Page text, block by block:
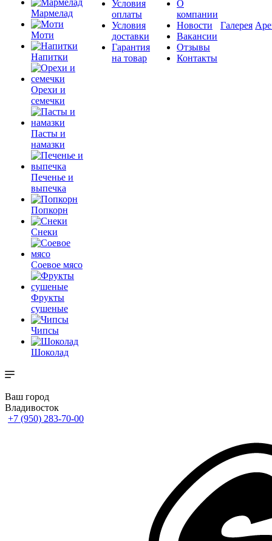
Мармелад
Моти
Напитки
Орехи и
семечки
Пасты и
намазки
Печенье и
выпечка
Попкорн
Снеки
Соевое мясо
Фрукты
сушеные
Чипсы
Шоколад
Условия
оплаты
Условия
доставки
Гарантия
на товар
О
компании
Новости
Вакансии
Отзывы
Контакты
Галерея
Ваш город
Владивосток
+7 (950) 283-70-00